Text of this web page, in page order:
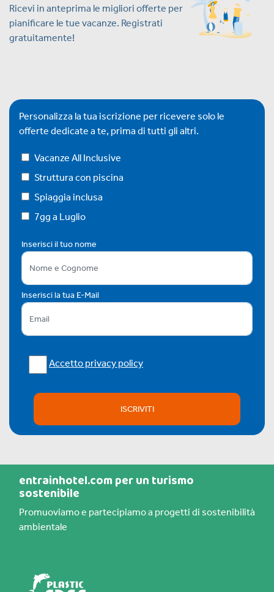
Ricevi in anteprima le migliori offerte per
pianificare le tue vacanze. Registrati
gratuitamente!
Personalizza la tua iscrizione per ricevere solo le
offerte dedicate a te, prima di tutti gli altri.
Vacanze All Inclusive
Struttura con piscina
Spiaggia inclusa
7gg a Luglio
Inserisci il tuo nome
Inserisci la tua E-Mail
Accetto privacy policy
ISCRIVITI
entrainhotel.com per un turismo
sostenibile
Promuoviamo e partecipiamo a progetti di sostenibilità
ambientale